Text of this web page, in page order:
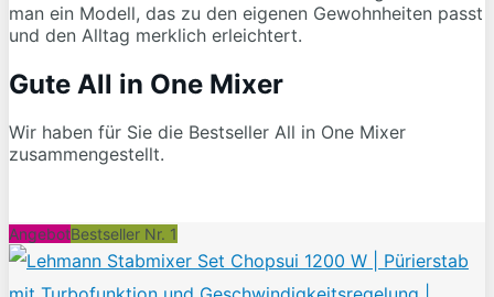
man ein Modell, das zu den eigenen Gewohnheiten passt
und den Alltag merklich erleichtert.
Gute All in One Mixer
Wir haben für Sie die Bestseller All in One Mixer
zusammengestellt.
AngebotBestseller Nr. 1